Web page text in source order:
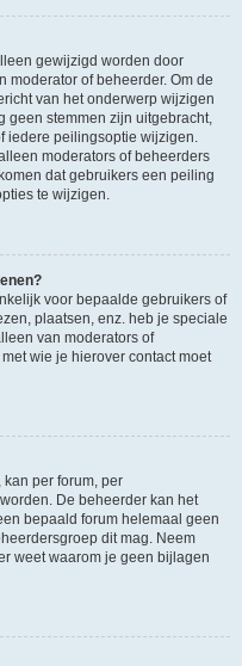
gewijzigd worden door
moderator of beheerder. Om de
van het onderwerp wijzigen
geen stemmen zijn uitgebracht,
iedere peilingsoptie wijzigen.
moderators of beheerders
dat gebruikers een peiling
te wijzigen.
voor bepaalde gebruikers of
plaatsen, enz. heb je speciale
van moderators of
wie je hierover contact moet
per forum, per
De beheerder kan het
bepaald forum helemaal geen
dit mag. Neem
weet waarom je geen bijlagen